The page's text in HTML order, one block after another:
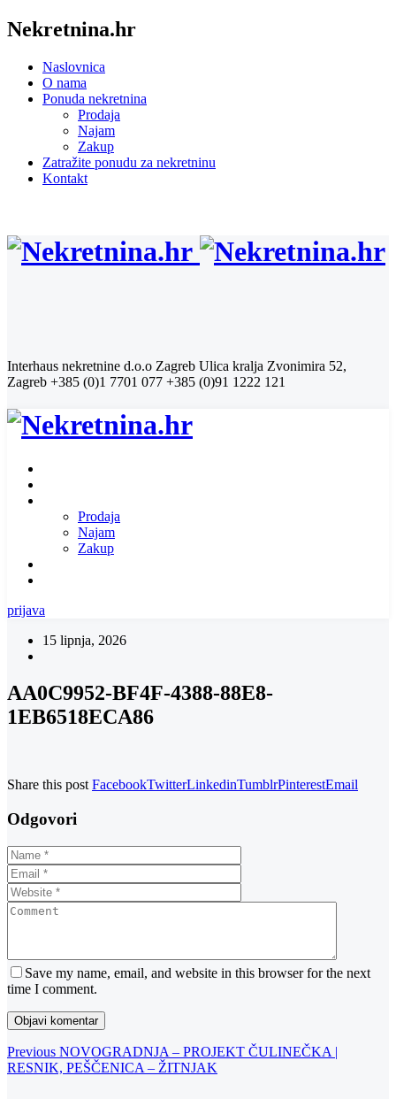
Nekretnina.hr
Naslovnica
O nama
Ponuda nekretnina
Prodaja
Najam
Zakup
Zatražite ponudu za nekretninu
Kontakt
Interhaus nekretnine d.o.o Zagreb Ulica kralja Zvonimira 52,
Zagreb +385 (0)1 7701 077 +385 (0)91 1222 121
Prodaja
Najam
Zakup
prijava
15 lipnja, 2026
AA0C9952-BF4F-4388-88E8-
1EB6518ECA86
Share this post FacebookTwitterLinkedinTumblrPinterestEmail
Odgovori
Save my name, email, and website in this browser for the next
time I comment.
Navigacija
objava
Previous
Post
Previous NOVOGRADNJA – PROJEKT ČULINEČKA |
RESNIK, PEŠČENICA – ŽITNJAK